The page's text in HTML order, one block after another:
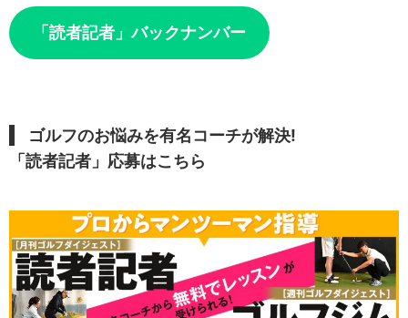
「読者記者」バックナンバー
ゴルフのお悩みを有名コーチが解決!
「読者記者」応募はこちら